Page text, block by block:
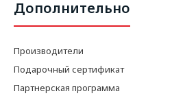
Дополнительно
Производители
Подарочный сертификат
Партнерская программа